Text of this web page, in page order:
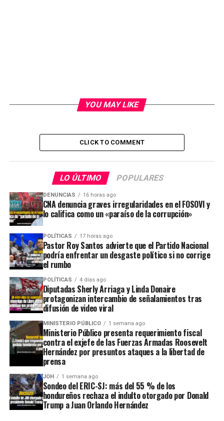
YOU MAY LIKE
CLICK TO COMMENT
LO ÚLTIMO POPULARES
DENUNCIAS 16 horas ago
CNA denuncia graves irregularidades en el FOSOVI y
lo califica como un «paraíso de la corrupción»
POLÍTICAS 17 horas ago
Pastor Roy Santos advierte que el Partido Nacional
podría enfrentar un desgaste político si no corrige
el rumbo
POLÍTICAS 4 días ago
Diputadas Sherly Arriaga y Linda Donaire
protagonizan intercambio de señalamientos tras
difusión de video viral
MINISTERIO PÚBLICO 1 semana ago
Ministerio Público presenta requerimiento fiscal
contra el exjefe de las Fuerzas Armadas Roosevelt
Hernández por presuntos ataques a la libertad de
prensa
JOH 1 semana ago
Sondeo del ERIC-SJ: más del 55 % de los
hondureños rechaza el indulto otorgado por Donald
Trump a Juan Orlando Hernández